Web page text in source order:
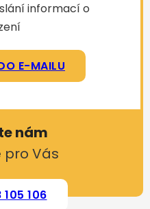
informací o
E-MAILU
nám
pro Vás
106